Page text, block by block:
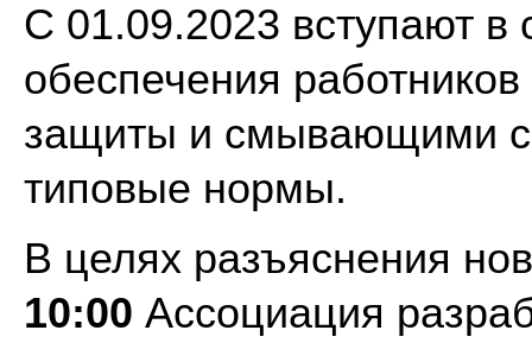
С 01.09.2023 вступают
обеспечения
защиты и смывающими
типовые нормы.
В целях разъяснения
10:00 Ассоциация